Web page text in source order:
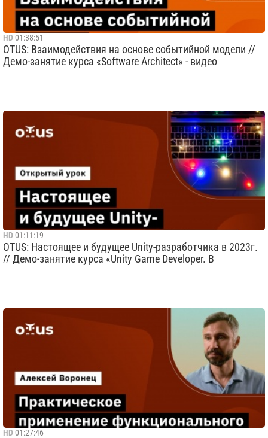
HD 01:38:51
OTUS: Взаимодействия на основе событийной модели //
Демо-занятие курса «Software Architect» - видео
HD 01:11:19
OTUS: Настоящее и будущее Unity-разработчика в 2023г.
// Демо-занятие курса «Unity Game Developer. B
HD 01:27:46